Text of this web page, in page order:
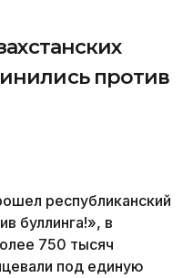
против
республиканский
буллинга!», в
750 тысяч
под единую